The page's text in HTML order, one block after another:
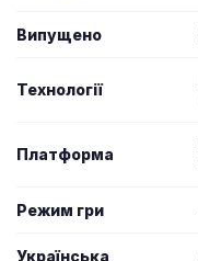
Випущено
Технології
Платформа
Режим гри
Українська